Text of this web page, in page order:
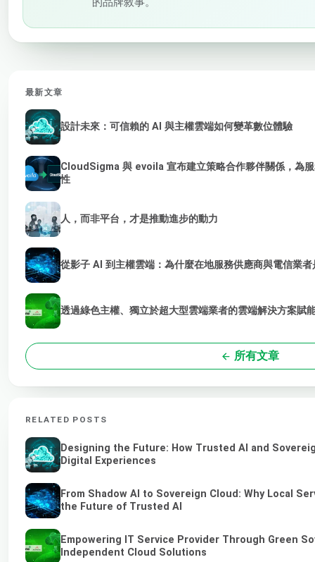
最新文章
設計未來：可信賴的 AI 與主權雲端如何變革數位體驗
CloudSigma 與 evoila 宣布建立策略合作夥伴關係，為
性
人，而非平台，才是推動進步的動力
從影子 AI 到主權雲端：為什麼在地服務供應商與電信業
透過綠色主權、獨立於超大型雲端業者的雲端解決方案賦
所有文章
RELATED POSTS
Designing the Future: How Trusted AI and
Digital Experiences
From Shadow AI to Sovereign Cloud: Why Local
the Future of Trusted AI
Empowering IT Service Provider Through Green
Independent Cloud Solutions